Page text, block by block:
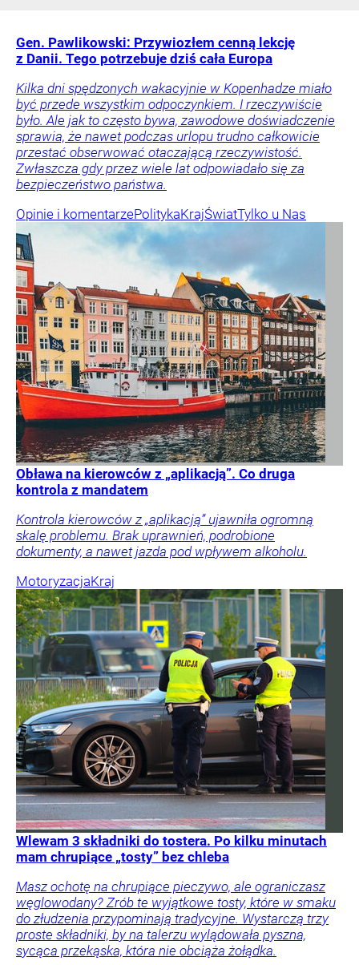
Gen. Pawlikowski: Przywiozłem cenną lekcję
z Danii. Tego potrzebuje dziś cała Europa
Kilka dni spędzonych wakacyjnie w Kopenhadze miało
być przede wszystkim odpoczynkiem. I rzeczywiście
było. Ale jak to często bywa, zawodowe doświadczenie
sprawia, że nawet podczas urlopu trudno całkowicie
przestać obserwować otaczającą rzeczywistość.
Zwłaszcza gdy przez wiele lat odpowiadało się za
bezpieczeństwo państwa.
Opinie i komentarzePolitykaKrajŚwiatTylko u Nas
Obława na kierowców z „aplikacją”. Co druga
kontrola z mandatem
Kontrola kierowców z „aplikacją” ujawniła ogromną
skalę problemu. Brak uprawnień, podrobione
dokumenty, a nawet jazda pod wpływem alkoholu.
MotoryzacjaKraj
Wlewam 3 składniki do tostera. Po kilku minutach
mam chrupiące „tosty” bez chleba
Masz ochotę na chrupiące pieczywo, ale ograniczasz
węglowodany? Zrób te wyjątkowe tosty, które w smaku
do złudzenia przypominają tradycyjne. Wystarczą trzy
proste składniki, by na talerzu wylądowała pyszna,
sycąca przekąska, która nie obciąża żołądka.